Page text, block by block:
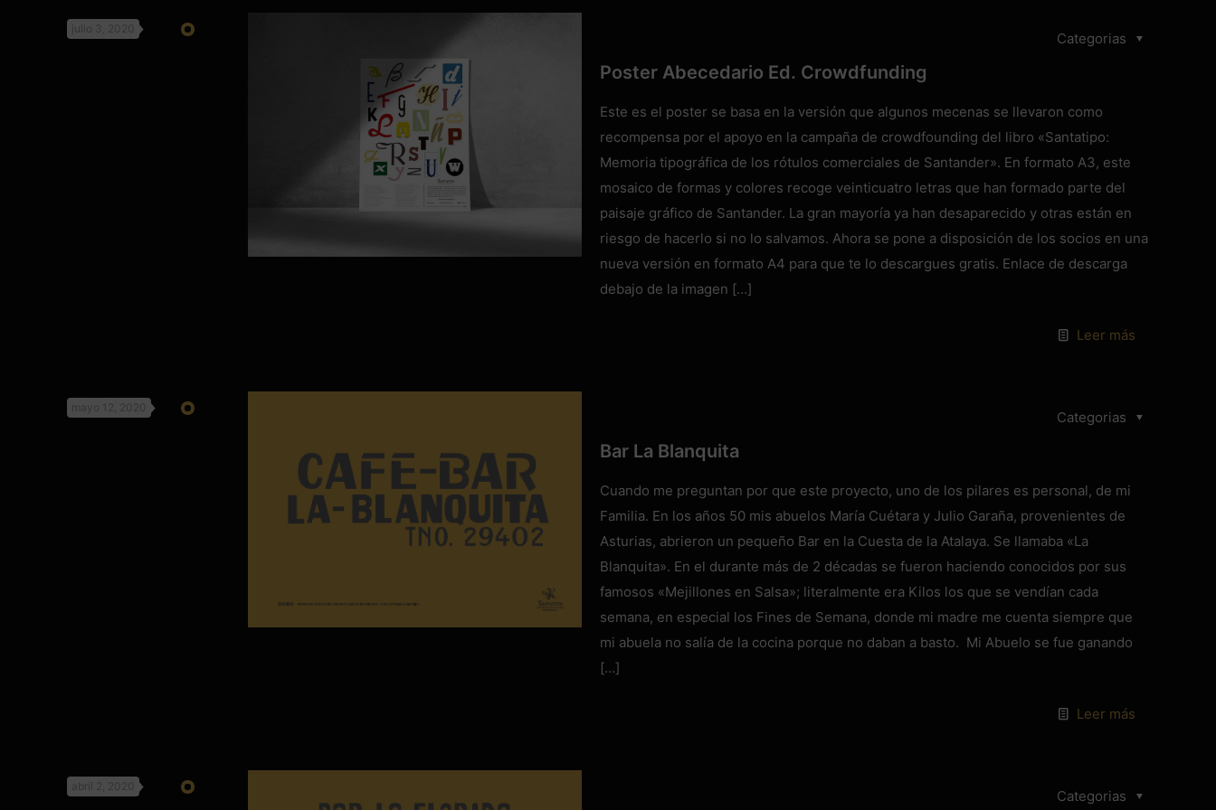
julio 3, 2020
Categorias
Poster Abecedario Ed. Crowdfunding
Este es el poster se basa en la versión que algunos mecenas se llevaron como
recompensa por el apoyo en la campaña de crowdfounding del libro «Santatipo:
Memoria tipográfica de los rótulos comerciales de Santander». En formato A3, este
mosaico de formas y colores recoge veinticuatro letras que han formado parte del
paisaje gráfico de Santander. La gran mayoría ya han desaparecido y otras están en
riesgo de hacerlo si no lo salvamos. Ahora se pone a disposición de los socios en una
nueva versión en formato A4 para que te lo descargues gratis. Enlace de descarga
debajo de la imagen […]
Leer más
mayo 12, 2020
Categorias
Bar La Blanquita
Cuando me preguntan por que este proyecto, uno de los pilares es personal, de mi
Familia. En los años 50 mis abuelos María Cuétara y Julio Garaña, provenientes de
Asturias, abrieron un pequeño Bar en la Cuesta de la Atalaya. Se llamaba «La
Blanquita». En el durante más de 2 décadas se fueron haciendo conocidos por sus
famosos «Mejillones en Salsa»; literalmente era Kilos los que se vendían cada
semana, en especial los Fines de Semana, donde mi madre me cuenta siempre que
mi abuela no salía de la cocina porque no daban a basto. Mi Abuelo se fue ganando
[…]
Leer más
abril 2, 2020
Categorias